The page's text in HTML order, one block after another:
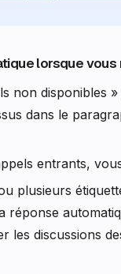
lorsque
non disponibles
dans le
entrants,
plusieurs
réponse
les discussions